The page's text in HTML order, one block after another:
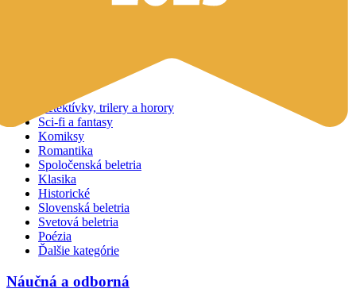
Detektívky, trilery a horory
Sci-fi a fantasy
Komiksy
Romantika
Spoločenská beletria
Klasika
Historické
Slovenská beletria
Svetová beletria
Poézia
Ďalšie kategórie
Náučná a odborná